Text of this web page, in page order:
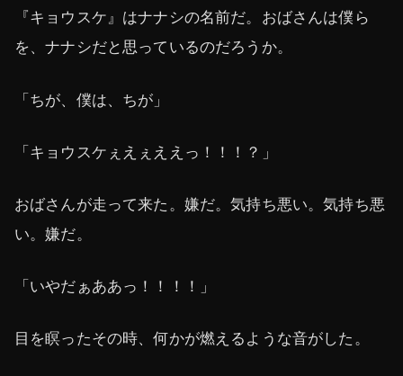
『キョウスケ』はナナシの名前だ。おばさんは僕ら
を、ナナシだと思っているのだろうか。
「ちが、僕は、ちが」
「キョウスケぇえぇええっ！！！？」
おばさんが走って来た。嫌だ。気持ち悪い。気持ち悪
い。嫌だ。
「いやだぁああっ！！！！」
目を瞑ったその時、何かが燃えるような音がした。